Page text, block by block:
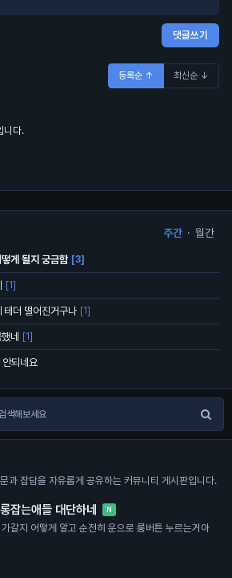
댓글쓰기
등록순 ↑ 최신순 ↓
니다.
주간 · 월간
게 될지 궁금함 [3]
[1]
더 떨어진거구나 [1]
네 [1]
되네요
과 잡담을 자유롭게 공유하는 커뮤니티 게시판입니다.
잡는애들 대단하네 N
전히 운으로 롱버튼 누르는거아